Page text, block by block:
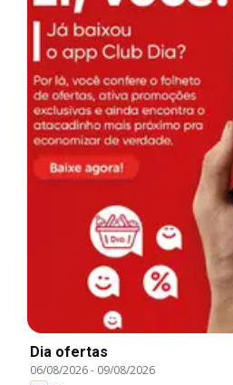
Dia ofertas
06/08/2026- 09/08/2026